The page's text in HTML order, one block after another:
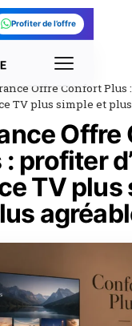
Profiter de l’offre
Offre Confort Plus
TV plus simple et
: profiter
TV plus